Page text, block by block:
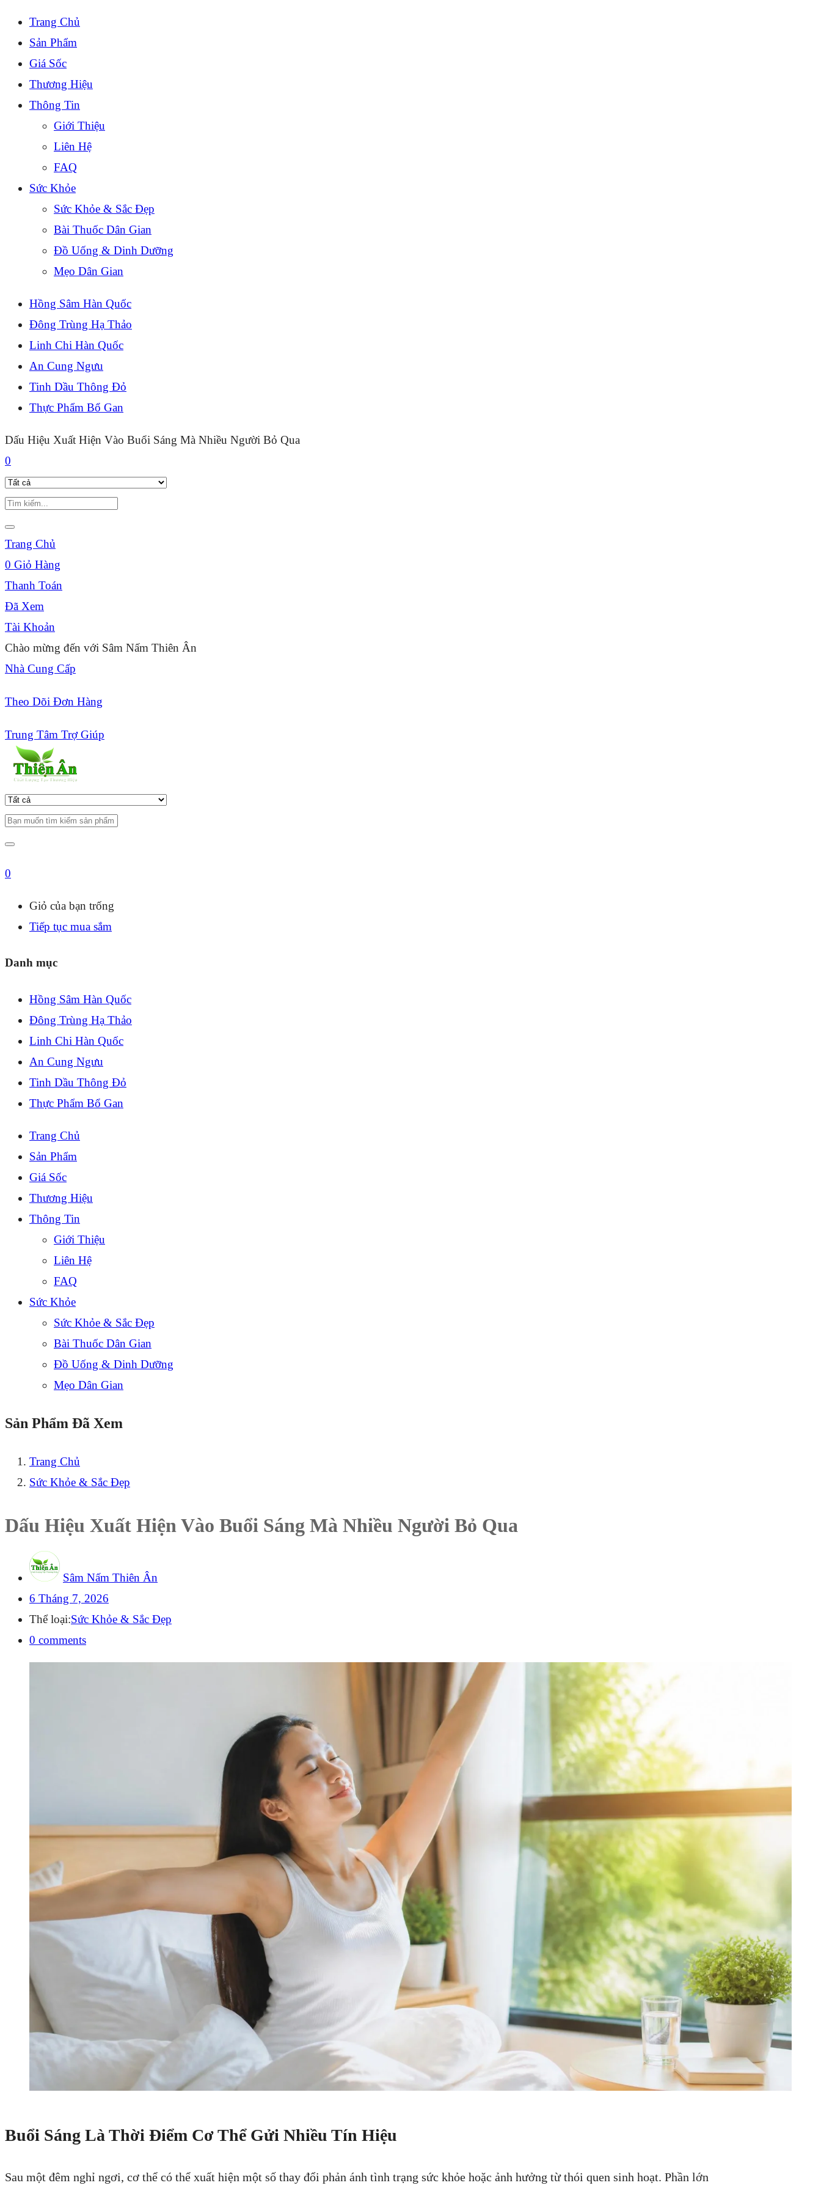
Trang Chủ
Sản Phẩm
Giá Sốc
Thương Hiệu
Thông Tin
Giới Thiệu
Liên Hệ
FAQ
Sức Khỏe
Sức Khỏe & Sắc Đẹp
Bài Thuốc Dân Gian
Đồ Uống & Dinh Dưỡng
Mẹo Dân Gian
Hồng Sâm Hàn Quốc
Đông Trùng Hạ Thảo
Linh Chi Hàn Quốc
An Cung Ngưu
Tinh Dầu Thông Đỏ
Thực Phẩm Bổ Gan
Dấu Hiệu Xuất Hiện Vào Buổi Sáng Mà Nhiều Người Bỏ Qua
0
Trang Chủ
0 Giỏ Hàng
Thanh Toán
Đã Xem
Tài Khoản
Chào mừng đến với Sâm Nấm Thiên Ân
Nhà Cung Cấp
Theo Dõi Đơn Hàng
Trung Tâm Trợ Giúp
0
Giỏ của bạn trống
Tiếp tục mua sắm
Danh mục
Hồng Sâm Hàn Quốc
Đông Trùng Hạ Thảo
Linh Chi Hàn Quốc
An Cung Ngưu
Tinh Dầu Thông Đỏ
Thực Phẩm Bổ Gan
Trang Chủ
Sản Phẩm
Giá Sốc
Thương Hiệu
Thông Tin
Giới Thiệu
Liên Hệ
FAQ
Sức Khỏe
Sức Khỏe & Sắc Đẹp
Bài Thuốc Dân Gian
Đồ Uống & Dinh Dưỡng
Mẹo Dân Gian
Sản Phẩm Đã Xem
Trang Chủ
Sức Khỏe & Sắc Đẹp
Dấu Hiệu Xuất Hiện Vào Buổi Sáng Mà Nhiều Người Bỏ Qua
Sâm Nấm Thiên Ân
Đăng
lên
6 Tháng 7, 2026
Thể loại:Sức Khỏe & Sắc Đẹp
0 comments
Buổi Sáng Là Thời Điểm Cơ Thể Gửi Nhiều Tín Hiệu
Sau một đêm nghỉ ngơi, cơ thể có thể xuất hiện một số thay đổi phản ánh tình trạng sức khỏe hoặc ảnh hưởng từ thói quen sinh hoạt. Phần lớn